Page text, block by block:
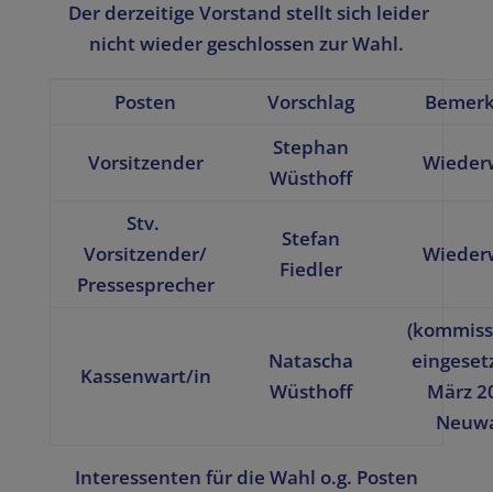
Der derzeitige Vorstand stellt sich leider
nicht wieder geschlossen zur Wahl.
Posten Vorschlag
Vorsitzender
Stephan
Wüsthoff
Stv.
Vorsitzender/
Pressesprecher
Stefan
Fiedler
Kassenwart/in
Natascha
Wüsthoff
März
Interessenten für die Wahl o.g. Posten